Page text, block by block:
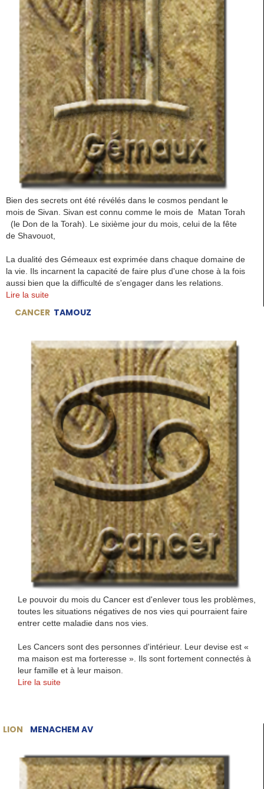
Bien des secrets ont été révélés dans le cosmos pendant le
mois de Sivan. Sivan est connu comme le mois de Matan Torah
(le Don de la Torah). Le sixième jour du mois, celui de la fête
de Shavouot,
La dualité des Gémeaux est exprimée dans chaque domaine de
la vie. Ils incarnent la capacité de faire plus d'une chose à la fois
aussi bien que la difficulté de s'engager dans les relations.
Lire la suite
CANCER TAMOUZ
Le pouvoir du mois du Cancer est d'enlever tous les problèmes,
toutes les situations négatives de nos vies qui pourraient faire
entrer cette maladie dans nos vies.
Les Cancers sont des personnes d'intérieur. Leur devise est «
ma maison est ma forteresse ». Ils sont fortement connectés à
leur famille et à leur maison.
Lire la suite
LION MENACHEM AV